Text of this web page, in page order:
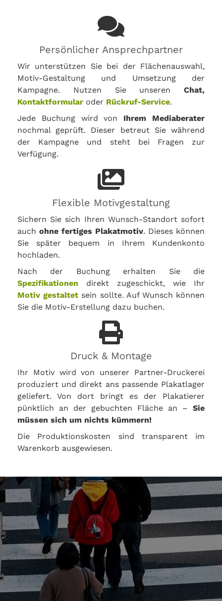
Persönlicher Ansprechpartner
Wir unterstützen Sie bei der Flächenauswahl,
Motiv-Gestaltung und Umsetzung der
Kampagne. Nutzen Sie unseren Chat,
Kontaktformular oder Rückruf-Service.
Jede Buchung wird von Ihrem Mediaberater
nochmal geprüft. Dieser betreut Sie während
der Kampagne und steht bei Fragen zur
Verfügung.
Flexible Motivgestaltung
Sichern Sie sich Ihren Wunsch-Standort sofort
auch ohne fertiges Plakatmotiv. Dieses können
Sie später bequem in Ihrem Kundenkonto
hochladen.
Nach der Buchung erhalten Sie die
Spezifikationen direkt zugeschickt, wie Ihr
Motiv gestaltet sein sollte. Auf Wunsch können
Sie die Motiv-Erstellung dazu buchen.
Druck & Montage
Ihr Motiv wird von unserer Partner-Druckerei
produziert und direkt ans passende Plakatlager
geliefert. Von dort bringt es der Plakatierer
pünktlich an der gebuchten Fläche an – Sie
müssen sich um nichts kümmern!
Die Produktionskosten sind transparent im
Warenkorb ausgewiesen.